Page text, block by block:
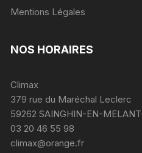
Mentions Légales
NOS HORAIRES
Climax
379 rue du Maréchal Leclerc
59262 SAINGHIN-EN-
03 20 46 55 98
climax@orange.fr